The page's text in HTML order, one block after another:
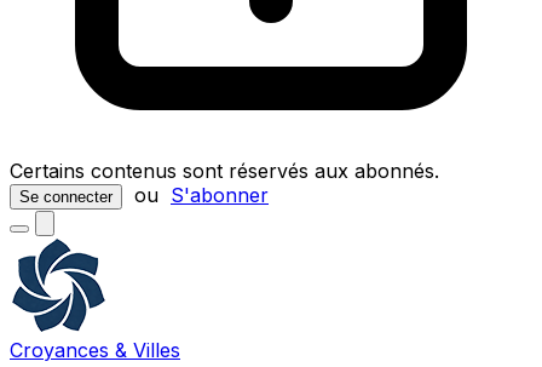
Certains contenus sont réservés aux abonnés.
Se connecter ou S'abonner
Croyances & Villes